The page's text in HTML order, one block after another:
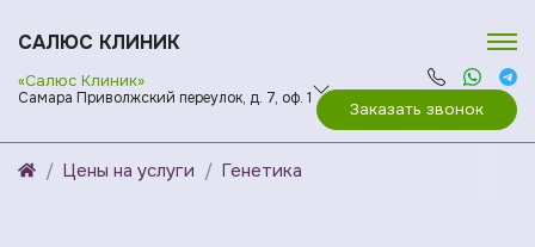
САЛЮС КЛИНИК
«Салюс Клиник»
Самара Приволжский переулок, д. 7, оф. 1
Заказать звонок
Цены на услуги Генетика